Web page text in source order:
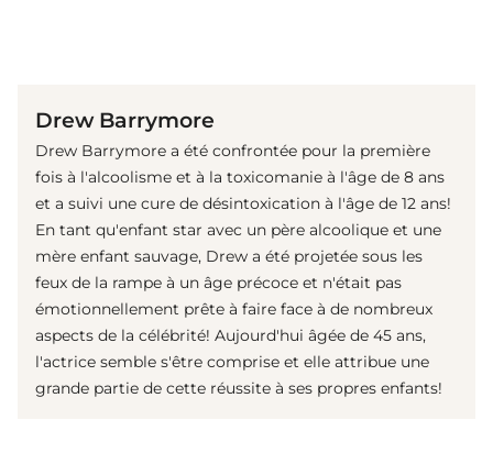
Drew Barrymore
Drew Barrymore a été confrontée pour la première
fois à l'alcoolisme et à la toxicomanie à l'âge de 8 ans
et a suivi une cure de désintoxication à l'âge de 12 ans!
En tant qu'enfant star avec un père alcoolique et une
mère enfant sauvage, Drew a été projetée sous les
feux de la rampe à un âge précoce et n'était pas
émotionnellement prête à faire face à de nombreux
aspects de la célébrité! Aujourd'hui âgée de 45 ans,
l'actrice semble s'être comprise et elle attribue une
grande partie de cette réussite à ses propres enfants!